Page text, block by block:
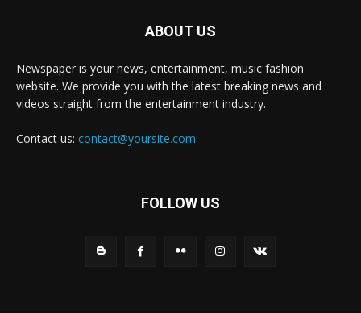
ABOUT US
Newspaper is your news, entertainment, music fashion
website. We provide you with the latest breaking news and
videos straight from the entertainment industry.
Contact us: contact@yoursite.com
FOLLOW US